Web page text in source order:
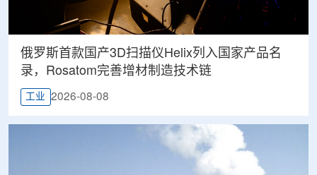
俄罗斯首款国产3D扫描仪Helix列入国家产品名
录，Rosatom完善增材制造技术链
工业 2026-08-08